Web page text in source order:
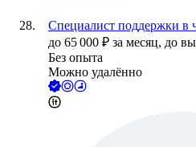
Специалист поддержки в
до 65 000 ₽ за месяц, до
Без опыта
Можно удалённо